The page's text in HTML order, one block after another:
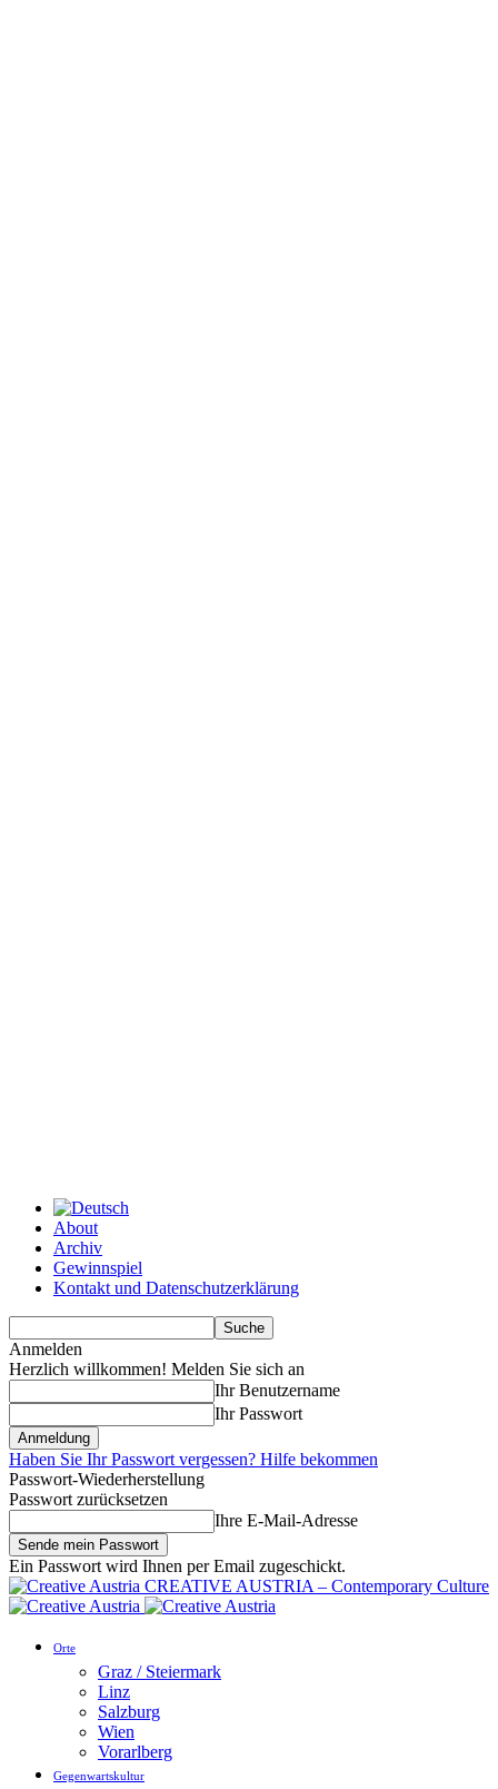
About
Archiv
Gewinnspiel
Kontakt und Datenschutzerklärung
Anmelden
Herzlich willkommen! Melden Sie sich an
Ihr Benutzername
Ihr Passwort
Haben Sie Ihr Passwort vergessen? Hilfe bekommen
Passwort-Wiederherstellung
Passwort zurücksetzen
Ihre E-Mail-Adresse
Ein Passwort wird Ihnen per Email zugeschickt.
CREATIVE AUSTRIA – Contemporary Culture
Orte
Graz / Steiermark
Linz
Salzburg
Wien
Vorarlberg
Gegenwartskultur